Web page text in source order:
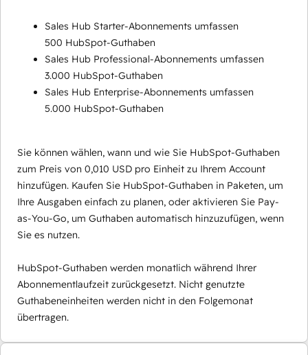
Sales Hub Starter-Abonnements umfassen
500 HubSpot-Guthaben
Sales Hub Professional-Abonnements umfassen
3.000 HubSpot-Guthaben
Sales Hub Enterprise-Abonnements umfassen
5.000 HubSpot-Guthaben
Sie können wählen, wann und wie Sie HubSpot-Guthaben
zum Preis von 0,010 USD pro Einheit zu Ihrem Account
hinzufügen. Kaufen Sie HubSpot-Guthaben in Paketen, um
Ihre Ausgaben einfach zu planen, oder aktivieren Sie Pay-
as-You-Go, um Guthaben automatisch hinzuzufügen, wenn
Sie es nutzen.
HubSpot-Guthaben werden monatlich während Ihrer
Abonnementlaufzeit zurückgesetzt. Nicht genutzte
Guthabeneinheiten werden nicht in den Folgemonat
übertragen.